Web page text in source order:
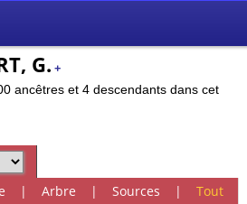
G. +
ancêtres et 4 descendants dans cet
| Arbre | Sources | Tout